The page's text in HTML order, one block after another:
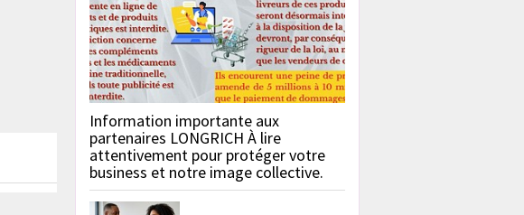
Information importante aux
partenaires LONGRICH À lire
attentivement pour protéger votre
business et notre image collective.